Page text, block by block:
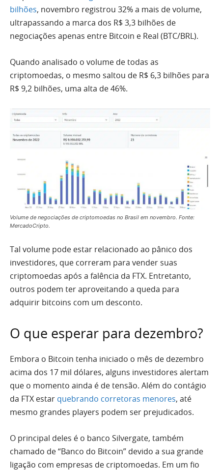
bilhões, novembro registrou 32% a mais de volume,
ultrapassando a marca dos R$ 3,3 bilhões de
negociações apenas entre Bitcoin e Real (BTC/BRL).
Quando analisado o volume de todas as
criptomoedas, o mesmo saltou de R$ 6,3 bilhões para
R$ 9,2 bilhões, uma alta de 46%.
Volume de negociações de criptomoedas no Brasil em novembro. Fonte:
MercadoCripto.
Tal volume pode estar relacionado ao pânico dos
investidores, que correram para vender suas
criptomoedas após a falência da FTX. Entretanto,
outros podem ter aproveitando a queda para
adquirir bitcoins com um desconto.
O que esperar para dezembro?
Embora o Bitcoin tenha iniciado o mês de dezembro
acima dos 17 mil dólares, alguns investidores alertam
que o momento ainda é de tensão. Além do contágio
da FTX estar quebrando corretoras menores, até
mesmo grandes players podem ser prejudicados.
O principal deles é o banco Silvergate, também
chamado de “Banco do Bitcoin” devido a sua grande
ligação com empresas de criptomoedas. Em um fio